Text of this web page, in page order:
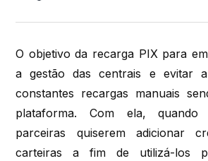
O objetivo da recarga PIX para
a gestão das centrais e evitar a
constantes recargas manuais
plataforma. Com ela, quando
parceiras quiserem adicionar
carteiras a fim de utilizá-los